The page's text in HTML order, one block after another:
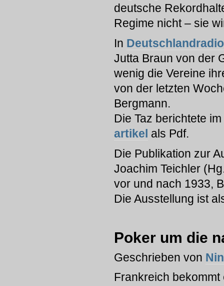
deutsche
Regime nicht – sie
In
Jutta Braun von der
wenig die Vereine
von der letzten
Bergmann.
Die Taz berichtete
artikel als Pdf.
Die Publikation zur
Joachim Teichler
vor und nach 1933,
Die Ausstellung ist
Poker um die
Geschrieben von
Frankreich